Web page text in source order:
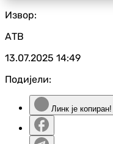
Извор:
АТВ
13.07.2025 14:49
Подијели:
Линк је копиран!